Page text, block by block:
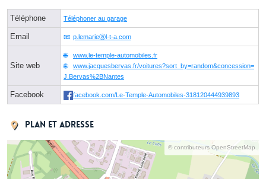
Téléphone Téléphoner au garage
Email p.lemarieⓐl-t-a.com
Site web
www.le-temple-automobiles.fr
www.jacquesbervas.fr/voitures?sort_by=random&concession=
J.Bervas%2BNantes
Facebook facebook.com/Le-Temple-Automobiles-318120444939893
Plan et adresse
© contributeurs OpenStreetMap